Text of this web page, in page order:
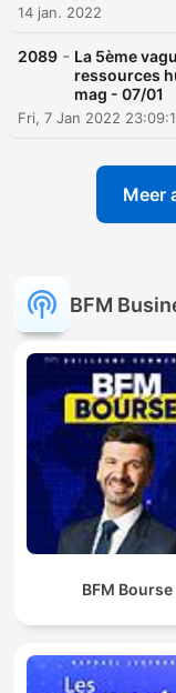
14 jan. 2022
2089 - La 5ème
ressources
mag - 07/01
Fri, 7 Jan 2022
Meer
BFM
BFM Bourse